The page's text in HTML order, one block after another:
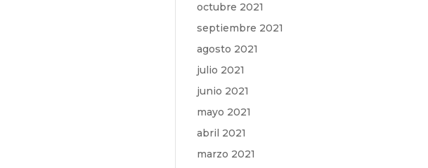
octubre 2021
septiembre 2021
agosto 2021
julio 2021
junio 2021
mayo 2021
abril 2021
marzo 2021